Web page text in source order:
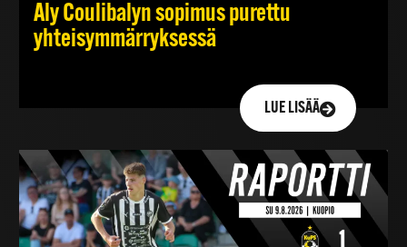
Aly Coulibalyn sopimus purettu
yhteisymmärryksessä
LUE LISÄÄ